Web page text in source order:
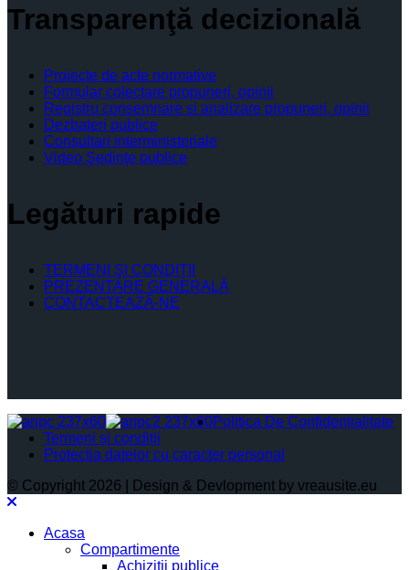
Transparenţă decizională
Proiecte de acte normative
Formular colectare propuneri, opinii
Registru consemnare si analizare propuneri, opinii
Dezbateri publice
Consultari interministeriale
Video Şedinţe publice
Legături rapide
TERMENI ŞI CONDIŢII
PREZENTARE GENERALĂ
CONTACTEAZĂ-NE
Politica De Confidențialitate
Termeni și condiții
Protectia datelor cu caracter personal
© Copyright 2026 | Design & Devlopment by vreausite.eu
Acasa
Compartimente
Achiziții publice